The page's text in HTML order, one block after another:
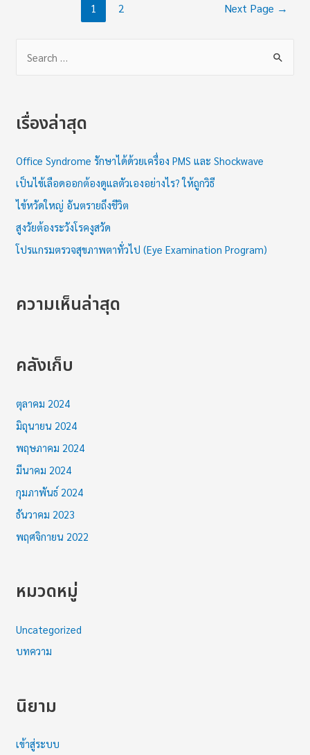
1 2 Next Page →
เรื่องล่าสุด
Office Syndrome รักษาได้ด้วยเครื่อง PMS และ Shockwave
เป็นไข้เลือดออกต้องดูแลตัวเองอย่างไร? ให้ถูกวิธี
ไข้หวัดใหญ่ อันตรายถึงชีวิต
สูงวัยต้องระวังโรคงูสวัด
โปรแกรมตรวจสุขภาพตาทั่วไป (Eye Examination Program)
ความเห็นล่าสุด
คลังเก็บ
ตุลาคม 2024
มิถุนายน 2024
พฤษภาคม 2024
มีนาคม 2024
กุมภาพันธ์ 2024
ธันวาคม 2023
พฤศจิกายน 2022
หมวดหมู่
Uncategorized
บทความ
นิยาม
เข้าสู่ระบบ